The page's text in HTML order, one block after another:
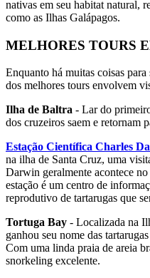
nativas em seu habitat natural,
como as Ilhas Galápagos.
MELHORES TOURS
Enquanto há muitas coisas
dos melhores tours envolvem
Ilha de Baltra - Lar do
dos cruzeiros saem e retornam
Estação Científica Charles
na ilha de Santa Cruz, uma
Darwin geralmente acontece
estação é um centro de
reprodutivo de tartarugas que
Tortuga Bay - Localizada na
ganhou seu nome das
Com uma linda praia de areia
snorkeling excelente.